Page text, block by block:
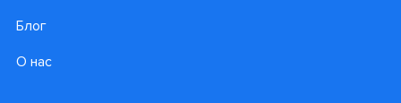
Блог
О нас